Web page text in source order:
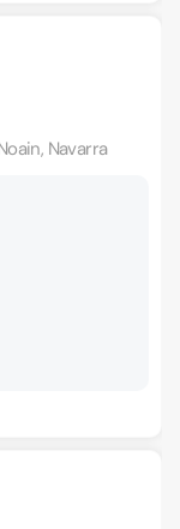
Navarra